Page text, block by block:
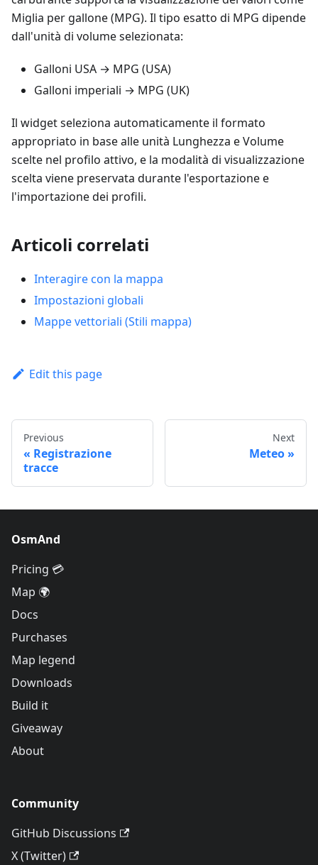
Miglia per gallone (MPG). Il tipo esatto di MPG dipende
dall'unità di volume selezionata:
Galloni USA → MPG (USA)
Galloni imperiali → MPG (UK)
Il widget seleziona automaticamente il formato
appropriato in base alle unità Lunghezza eVolume
scelte nel profilo attivo, e la modalità di visualizzazione
scelta viene preservata durante l'esportazione e
l'importazione dei profili.
Articoli correlati
Interagire con la mappa
Impostazioni globali
Mappe vettoriali (Stili mappa)
Edit this page
Previous
Registrazione
tracce
Next
Meteo
OsmAnd
Pricing 💳
Map 🌍
Docs
Purchases
Map legend
Downloads
Build it
Giveaway
About
Community
GitHub Discussions
X (Twitter)